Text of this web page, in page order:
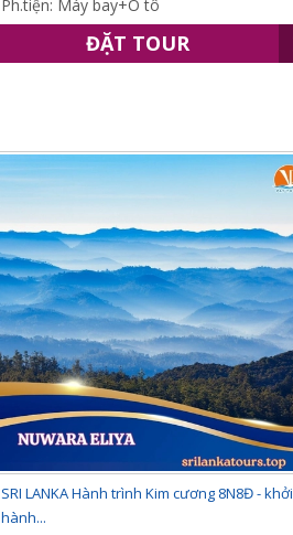
Ph.tiện: Máy bay+Ô tô
ĐẶT TOUR
SRI LANKA Hành trình Kim cương 8N8Đ - khởi
hành...